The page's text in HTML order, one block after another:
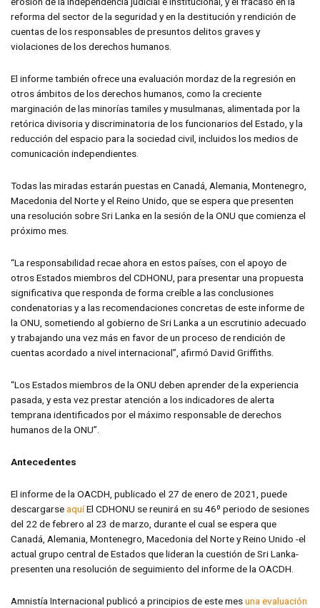
reforma del sector de la seguridad y en la destitución y rendición de
cuentas de los responsables de presuntos delitos graves y
violaciones de los derechos humanos.
El informe también ofrece una evaluación mordaz de la regresión en
otros ámbitos de los derechos humanos, como la creciente
marginación de las minorías tamiles y musulmanas, alimentada por la
retórica divisoria y discriminatoria de los funcionarios del Estado, y la
reducción del espacio para la sociedad civil, incluidos los medios de
comunicación independientes.
Todas las miradas estarán puestas en Canadá, Alemania, Montenegro,
Macedonia del Norte y el Reino Unido, que se espera que presenten
una resolución sobre Sri Lanka en la sesión de la ONU que comienza el
próximo mes.
“La responsabilidad recae ahora en estos países, con el apoyo de
otros Estados miembros del CDHONU, para presentar una propuesta
significativa que responda de forma creíble a las conclusiones
condenatorias y a las recomendaciones concretas de este informe de
la ONU, sometiendo al gobierno de Sri Lanka a un escrutinio adecuado
y trabajando una vez más en favor de un proceso de rendición de
cuentas acordado a nivel internacional”, afirmó David Griffiths.
“Los Estados miembros de la ONU deben aprender de la experiencia
pasada, y esta vez prestar atención a los indicadores de alerta
temprana identificados por el máximo responsable de derechos
humanos de la ONU”.
Antecedentes
El informe de la OACDH, publicado el 27 de enero de 2021, puede
descargarseaquíEl CDHONU se reunirá en su 46º periodo de sesiones
del 22 de febrero al 23 de marzo, durante el cual se espera que
Canadá, Alemania, Montenegro, Macedonia del Norte y Reino Unido -el
actual grupo central de Estados que lideran la cuestión de Sri Lanka-
presenten una resolución de seguimiento del informe de la OACDH.
Amnistía Internacional publicó a principios de este mesuna evaluación